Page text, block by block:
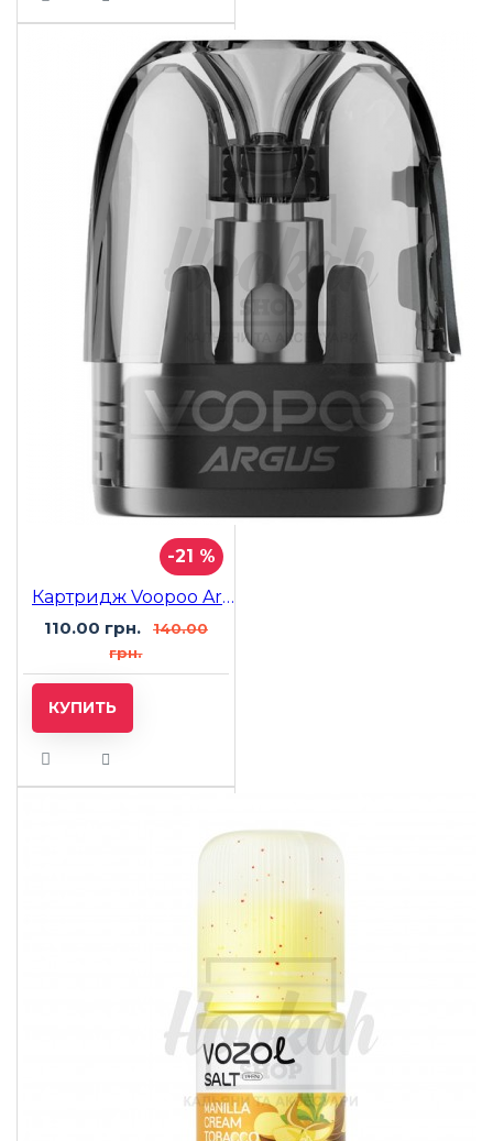
-21 %
Картридж Voopoo Argus Pod Top Filling V2 0.7Ohm 3ml
110.00 грн.
140.00
грн.
КУПИТЬ